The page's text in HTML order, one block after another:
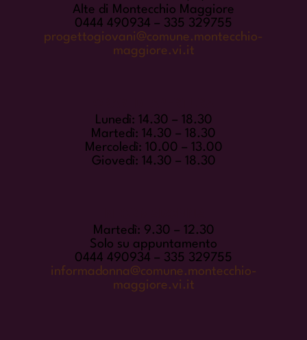
Alte di Montecchio Maggiore
0444 490934 – 335 329755
progettogiovani@comune.montecchio-
maggiore.vi.it
Lunedì: 14.30 – 18.30
Martedì: 14.30 – 18.30
Mercoledì: 10.00 – 13.00
Giovedì: 14.30 – 18.30
Martedì: 9.30 – 12.30
Solo su appuntamento
0444 490934 – 335 329755
informadonna@comune.montecchio-
maggiore.vi.it